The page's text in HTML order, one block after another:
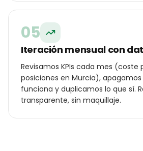
05
Iteración mensual con
Revisamos KPIs cada mes (coste
posiciones en Murcia),
funciona y duplicamos lo que sí.
transparente, sin maquillaje.